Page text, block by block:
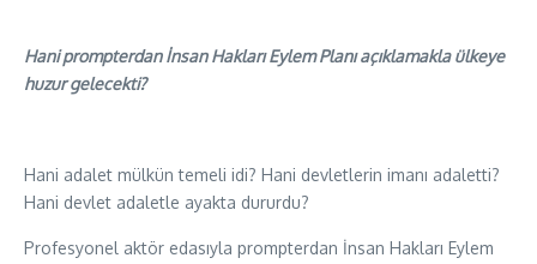
Hani prompterdan İnsan Hakları Eylem Planı açıklamakla ülkeye
huzur gelecekti?
Hani adalet mülkün temeli idi? Hani devletlerin imanı adaletti?
Hani devlet adaletle ayakta dururdu?
Profesyonel aktör edasıyla prompterdan İnsan Hakları Eylem